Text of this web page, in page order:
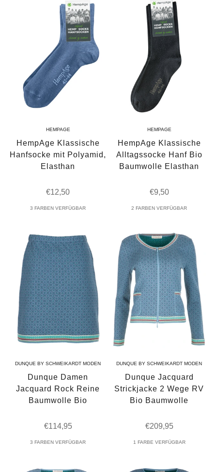
HEMPAGE
HempAge Klassische
Hanfsocke mit Polyamid,
Elasthan
Angebot
€12,50
3 FARBEN VERFÜGBAR
HEMPAGE
HempAge Klassische
Alltagssocke Hanf Bio
Baumwolle Elasthan
Angebot
€9,50
2 FARBEN VERFÜGBAR
DUNQUE BY SCHWEIKARDT MODEN
Dunque Damen
Jacquard Rock Reine
Baumwolle Bio
Angebot
€114,95
3 FARBEN VERFÜGBAR
DUNQUE BY SCHWEIKARDT MODEN
Dunque Jacquard
Strickjacke 2 Wege RV
Bio Baumwolle
Angebot
€209,95
1 FARBE VERFÜGBAR